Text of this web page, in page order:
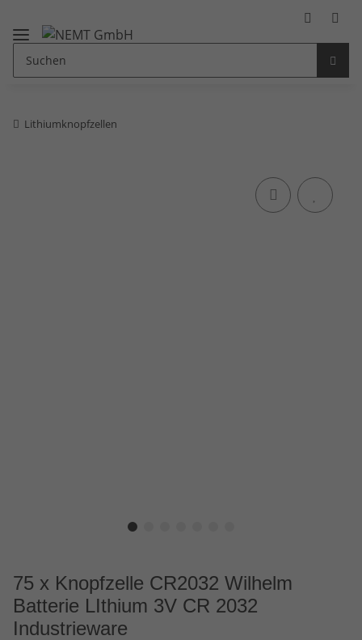
Lithiumknopfzellen
75 x Knopfzelle CR2032 Wilhelm
Batterie LIthium 3V CR 2032
Industrieware